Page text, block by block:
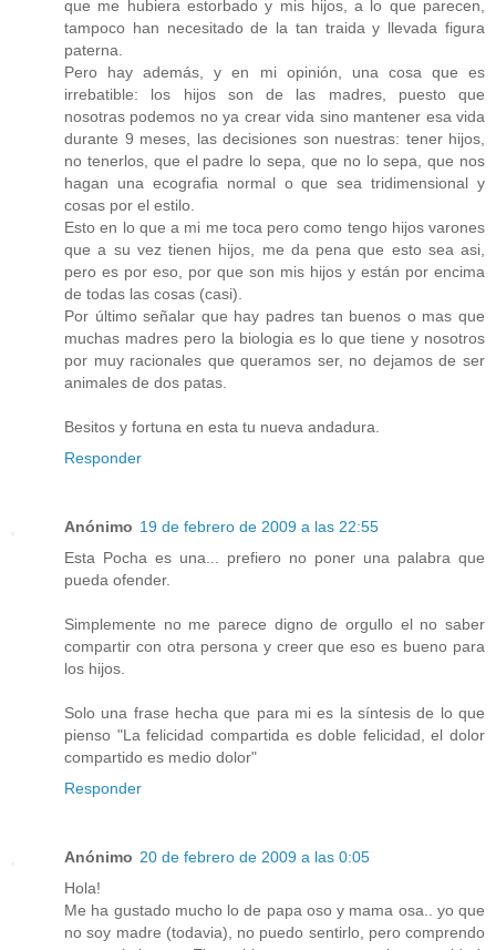
que me hubiera estorbado y mis hijos, a lo que parecen,
tampoco han necesitado de la tan traida y llevada figura
paterna.
Pero hay además, y en mi opinión, una cosa que es
irrebatible: los hijos son de las madres, puesto que
nosotras podemos no ya crear vida sino mantener esa vida
durante 9 meses, las decisiones son nuestras: tener hijos,
no tenerlos, que el padre lo sepa, que no lo sepa, que nos
hagan una ecografia normal o que sea tridimensional y
cosas por el estilo.
Esto en lo que a mi me toca pero como tengo hijos varones
que a su vez tienen hijos, me da pena que esto sea asi,
pero es por eso, por que son mis hijos y están por encima
de todas las cosas (casi).
Por último señalar que hay padres tan buenos o mas que
muchas madres pero la biologia es lo que tiene y nosotros
por muy racionales que queramos ser, no dejamos de ser
animales de dos patas.
Besitos y fortuna en esta tu nueva andadura.
Responder
Anónimo 19 de febrero de 2009 a las 22:55
Esta Pocha es una... prefiero no poner una palabra que
pueda ofender.
Simplemente no me parece digno de orgullo el no saber
compartir con otra persona y creer que eso es bueno para
los hijos.
Solo una frase hecha que para mi es la síntesis de lo que
pienso "La felicidad compartida es doble felicidad, el dolor
compartido es medio dolor"
Responder
Anónimo 20 de febrero de 2009 a las 0:05
Hola!
Me ha gustado mucho lo de papa oso y mama osa.. yo que
no soy madre (todavia), no puedo sentirlo, pero comprendo